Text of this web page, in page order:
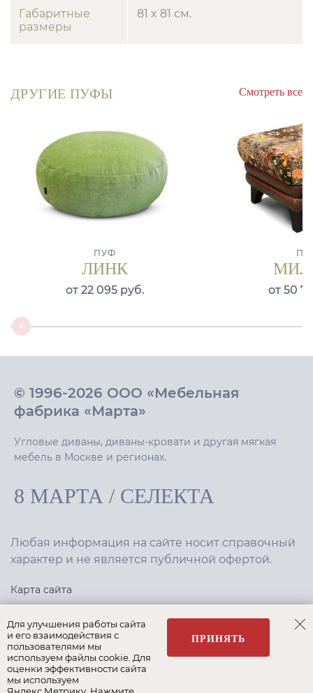
Габаритные
размеры
81 x 81 см.
ДРУГИЕ ПУФЫ Смотреть все
ПУФ
ЛИНК
от 22 095 руб. от 50
© 1996-2026 ООО «Мебельная
фабрика «Марта»
Угловые диваны, диваны-кровати и другая мягкая
мебель в Москве и регионах.
8 МАРТА / СЕЛЕКТА
Любая информация на сайте носит справочный
характер и не является публичной офертой.
Карта сайта
Создание сайта,интернет-маркетинг
Для улучшения работы сайта
и его взаимодействия с
пользователями мы
используем файлы cookie. Для
оценки эффективности сайта
мы используем
ПРИНЯТЬ